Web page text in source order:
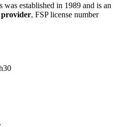
was established in 1989 and is an
provider, FSP license number